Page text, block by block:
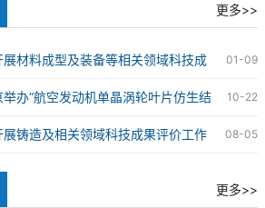
更多>>
01-09
材料成型及装备等相关领域科技成
10-22
办“航空发动机单晶涡轮叶片仿生结
科技成果评价会 08-05
铸造及相关领域科技成果评价工作
更多>>